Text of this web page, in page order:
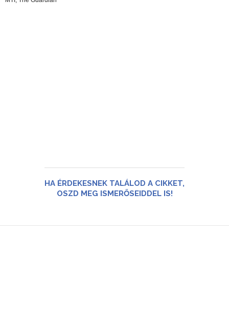
HA ÉRDEKESNEK TALÁLOD A CIKKET,
OSZD MEG ISMERŐSEIDDEL IS!